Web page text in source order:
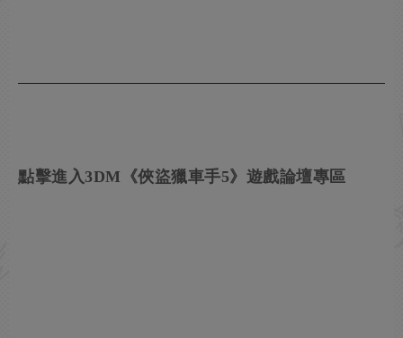
點擊進入3DM《俠盜獵車手5》遊戲論壇專區